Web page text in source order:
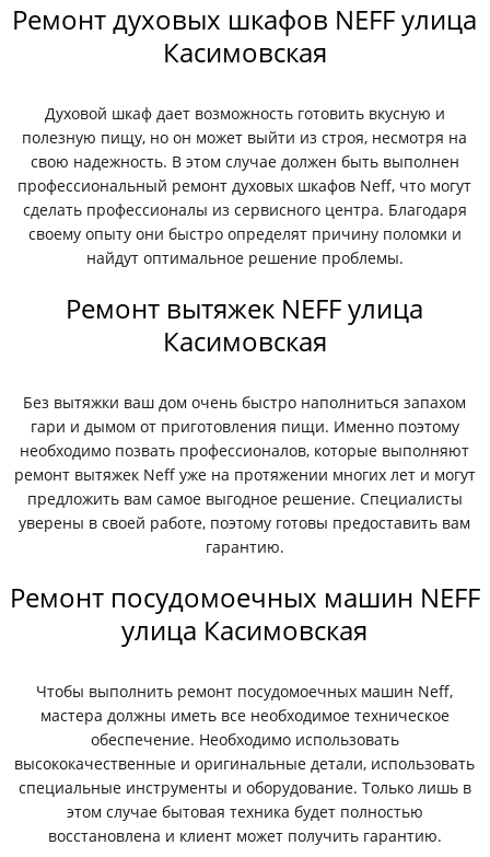
Ремонт духовых шкафов NEFF улица
Касимовская
Духовой шкаф дает возможность готовить вкусную и
полезную пищу, но он может выйти из строя, несмотря на
свою надежность. В этом случае должен быть выполнен
профессиональный ремонт духовых шкафов Neff, что могут
сделать профессионалы из сервисного центра. Благодаря
своему опыту они быстро определят причину поломки и
найдут оптимальное решение проблемы.
Ремонт вытяжек NEFF улица
Касимовская
Без вытяжки ваш дом очень быстро наполниться запахом
гари и дымом от приготовления пищи. Именно поэтому
необходимо позвать профессионалов, которые выполняют
ремонт вытяжек Neff уже на протяжении многих лет и могут
предложить вам самое выгодное решение. Специалисты
уверены в своей работе, поэтому готовы предоставить вам
гарантию.
Ремонт посудомоечных машин NEFF
улица Касимовская
Чтобы выполнить ремонт посудомоечных машин Neff,
мастера должны иметь все необходимое техническое
обеспечение. Необходимо использовать
высококачественные и оригинальные детали, использовать
специальные инструменты и оборудование. Только лишь в
этом случае бытовая техника будет полностью
восстановлена и клиент может получить гарантию.